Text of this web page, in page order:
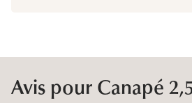
Avis pour Canapé